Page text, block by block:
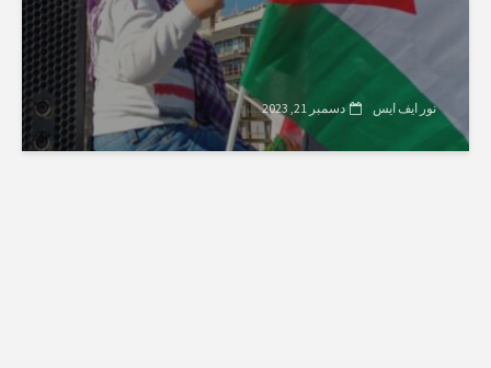
نور ایف ایس دسمبر 21, 2023